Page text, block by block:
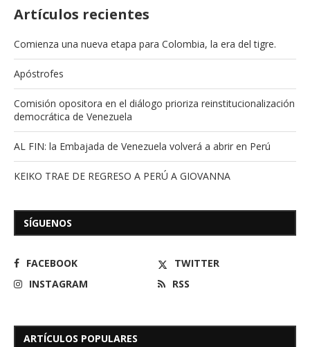
Artículos recientes
Comienza una nueva etapa para Colombia, la era del tigre.
Apóstrofes
Comisión opositora en el diálogo prioriza reinstitucionalización
democrática de Venezuela
AL FIN: la Embajada de Venezuela volverá a abrir en Perú
KEIKO TRAE DE REGRESO A PERÚ A GIOVANNA
SÍGUENOS
FACEBOOK
TWITTER
INSTAGRAM
RSS
ARTÍCULOS POPULARES